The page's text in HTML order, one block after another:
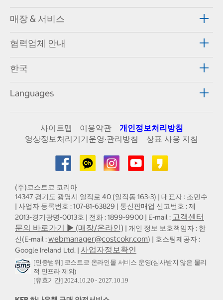
매장 & 서비스
협력업체 안내
한국
Languages
사이트맵 이용약관
개인정보처리방침
영상정보처리기기운영·관리방침
상표 사용 지침
(주)코스트코 코리아
14347 경기도 광명시 일직로 40 (일직동 163-3) | 대표자 : 조민수
| 사업자 등록번호 : 107-81-63829 | 통신판매업 신고번호 : 제
2013-경기광명-0013호 | 전화 : 1899-9900 | E-mail : 고객센터
문의 바로가기 ▶ (매장/온라인) | 개인 정보 보호책임자 : 한
신(E-mail :webmanager@costcokr.com) | 호스팅제공자 :
Google Ireland Ltd. | 사업자정보확인
[인증범위] 코스트코 온라인몰 서비스 운영(심사받지 않은 물리
적 인프라 제외)
[유효기간] 2024.10.20 - 2027.10.19